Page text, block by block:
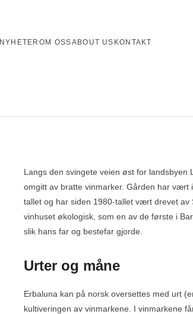
NYHETER OM OSSABOUT US KONTAKT
Langs den svingete veien øst for landsbyen
omgitt av bratte vinmarker. Gården har vært
tallet og har siden 1980-tallet vært drevet
vinhuset økologisk, som en av de første i
slik hans far og bestefar gjorde.
Urter og måne
Erbaluna kan på norsk oversettes med urt
kultiveringen av vinmarkene. I vinmarkene